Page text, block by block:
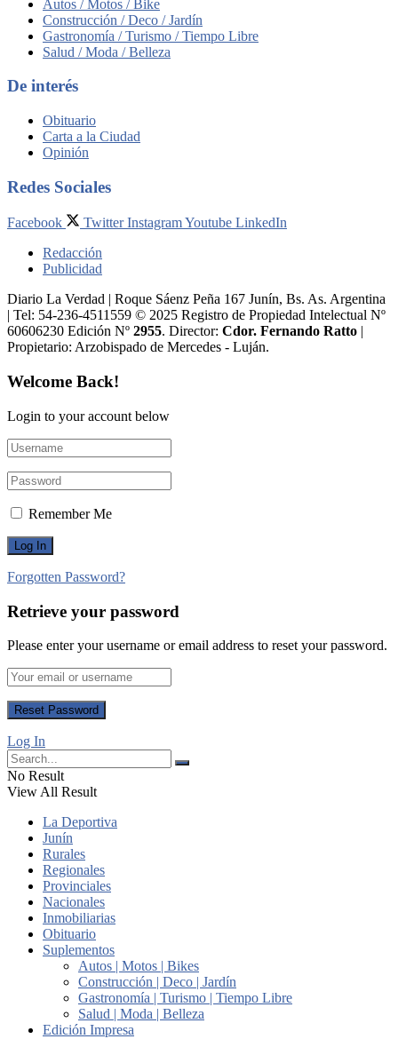
Autos / Motos / Bike
Construcción / Deco / Jardín
Gastronomía / Turismo / Tiempo Libre
Salud / Moda / Belleza
De interés
Obituario
Carta a la Ciudad
Opinión
Redes Sociales
Facebook Twitter InstagramYoutube LinkedIn
Redacción
Publicidad
Diario La Verdad | Roque Sáenz Peña 167 Junín, Bs. As. Argentina
| Tel: 54-236-4511559 © 2025 Registro de Propiedad Intelectual Nº
60606230 Edición Nº 2955. Director:​ Cdor. Fernando Ratto |
Propietario:​ Arzobispado de Mercedes - Luján.
Welcome Back!
Login to your account below
Remember Me
Forgotten Password?
Retrieve your password
Please enter your username or email address to reset your password.
Log In
No Result
View All Result
La Deportiva
Junín
Rurales
Regionales
Provinciales
Nacionales
Inmobiliarias
Obituario
Suplementos
Autos | Motos | Bikes
Construcción | Deco | Jardín
Gastronomía | Turismo | Tiempo Libre
Salud | Moda | Belleza
Edición Impresa